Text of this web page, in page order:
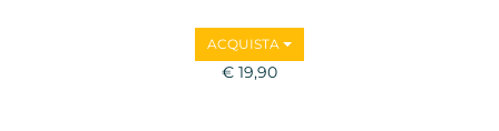
ACQUISTA
€ 19,90